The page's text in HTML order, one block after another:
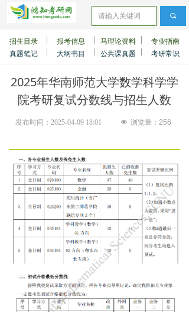
真题笔记 大纲书目 公共课真题 考研常识
招生目录 报考信息 马理论资料 专业指南
끠
发布时间： 2025-04-09 18:01
2025年华南师范大学数学科学学
院考研复试分数线与招生人数
넶 浏览量： 256